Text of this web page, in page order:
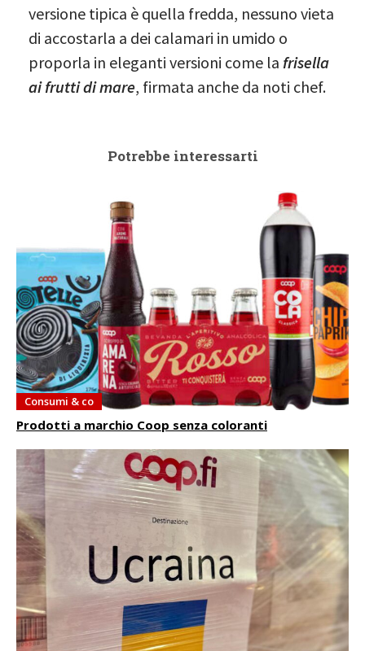
versione tipica è quella fredda, nessuno vieta
di accostarla a dei calamari in umido o
proporla in eleganti versioni come la frisella
ai frutti di mare, firmata anche da noti chef.
Potrebbe interessarti
Consumi & co
Prodotti a marchio Coop senza coloranti